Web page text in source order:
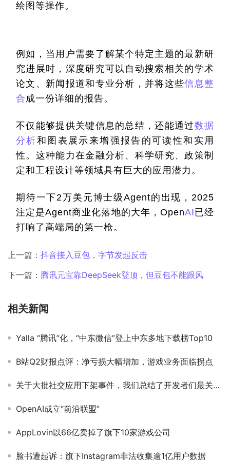
绘图等操作。
例如，当用户需要了解某个特定主题的最新研
究进展时，深度研究可以自动搜索相关的学术
论文、新闻报道和专业分析，并将这些信息整
合成一份详细的报告。
不仅能够提供关键信息的总结，还能通过数据
分析和图表展示来增强报告的可读性和实用
性。这种能力在金融分析、科学研究、政策制
定和工程设计等领域具有巨大的应用潜力。
期待一下2万美元博士级Agent的出现，2025
注定是Agent商业化落地的大年，OpenAI已经
打响了高端局的第一枪。
上一篇： 抖音接入豆包，字节发起反击
下一篇： 腾讯元宝靠DeepSeek登顶，但豆包不能跟风
相关新闻
Yalla “腾讯”化，“中东微信”登上中东多地下载榜Top10
B站Q2财报点评：净亏损大幅增加，游戏业务面临拐点
关于大批社交应用下架事件，我们总结了开发者们最关心的28个问题和答案
OpenAI成立“前沿联盟”
AppLovin以66亿卖掉了旗下10家游戏公司
脸书遭起诉：旗下Instagram非法收集逾1亿用户数据